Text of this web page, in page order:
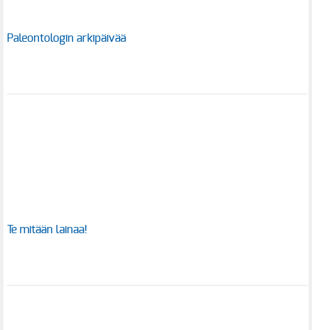
Paleontologin arkipäivää
Te mitään lainaa!